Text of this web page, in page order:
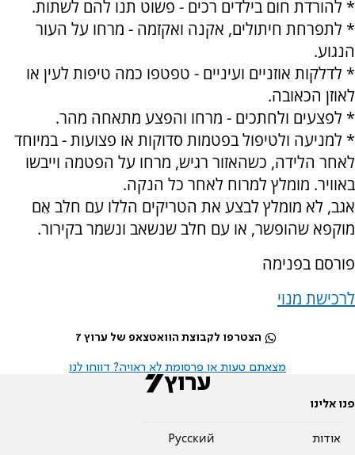
* להורדת חום בילדים רכים - פשוט תנו להם לשתות.
* לתפרחת חיתולים, אקנה ואקזמה - מרחו על העור
הנגוע.
* לדלקות אוזניים ועיניים - טפטפו כמה טיפות לעין או
לאוזן הכאובה.
* לפצעים ולחתכים - מרחו והפצע מתאחה מהר.
* למניעה ולטיפול בפטמות סדוקות או פצועות - במיוחד
לאחר הלידה, כשהאזור רגיש, מרחו על הפטמה וייבשו
באוויר. מומלץ למרוח לאחר כל הנקה.
אגב, לא מומלץ לבצע את הטריקים הללו עם חלב אֵם
מוקפא שהופשר, או עם חלב שנשאב ונשמר בקירור.
פורסם בפנימה
לרכישת מנוי
הצטרפו לקבוצת הוואטצאפ של ערוץ 7
מצאתם טעות או פרסומת לא ראויה? דווחו לנו
פנו אלינו
אודות
Pусский